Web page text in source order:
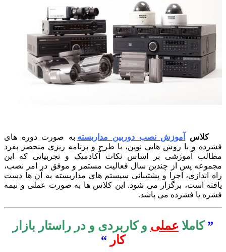
کلاسآموزش نصب دوربین مداربستهبه صورت دوره های
و با روش هایی نوین، با طرح و برنامه ریزی منحصر بفرد
آموزشی بر اساس نکات آکادمیک و تجربیاتی که این
پس از چندین سال فعالیت مستمر و موفق در امر نصب،
اندازی، اجرا و پشتیبانی سیستم های مداربسته به آن ها دست
است، برگزار می شود. این کلاس ها به صورت عملی و نیمه
یا فشرده می باشد.
کاملاعملیو کاربردی و در راستار بازار
کار “